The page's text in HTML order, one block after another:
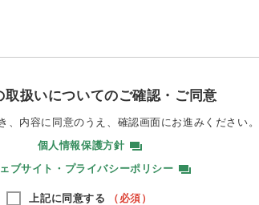
取扱いについてのご確認・ご同意
、内容に同意のうえ、 確認画面にお進みください。
個人情報保護方針
ブサイト・プライバシーポリシー
上記に同意する （必須）